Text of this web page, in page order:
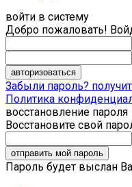
войти в систему
Добро пожаловать!
Забыли пароль?
Политика
восстановление пароля
Восстановите свой
Пароль будет выслан